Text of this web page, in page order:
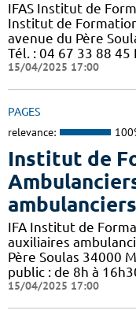
IFAS Institut de
Institut de
avenue du Père
Tél. : 04 67 33 88 45
15/04/2025 17:00
PAGES
relevance:
Institut de
ambulanciers
IFA Institut de
auxiliaires
Père Soulas 34000
public : de 8h à
15/04/2025 17:00